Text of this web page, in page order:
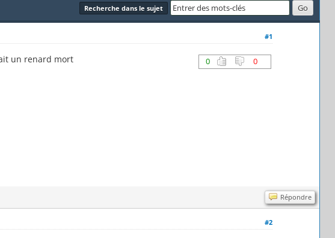
Recherche dans le sujet
#1
0 0
un renard mort
Répondre
#2